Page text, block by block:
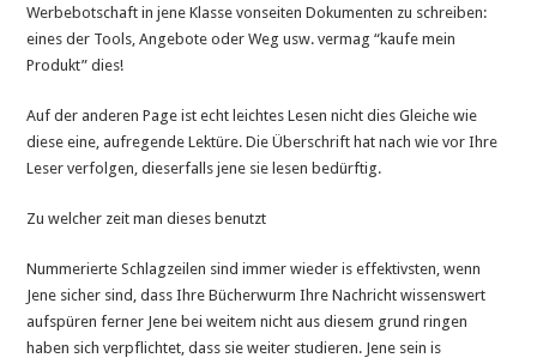
Werbebotschaft in jene Klasse vonseiten Dokumenten zu schreiben:
eines der Tools, Angebote oder Weg usw. vermag “kaufe mein
Produkt” dies!
Auf der anderen Page ist echt leichtes Lesen nicht dies Gleiche wie
diese eine, aufregende Lektüre. Die Überschrift hat nach wie vor Ihre
Leser verfolgen, dieserfalls jene sie lesen bedürftig.
Zu welcher zeit man dieses benutzt
Nummerierte Schlagzeilen sind immer wieder is effektivsten, wenn
Jene sicher sind, dass Ihre Bücherwurm Ihre Nachricht wissenswert
aufspüren ferner Jene bei weitem nicht aus diesem grund ringen
haben sich verpflichtet, dass sie weiter studieren. Jene sein is